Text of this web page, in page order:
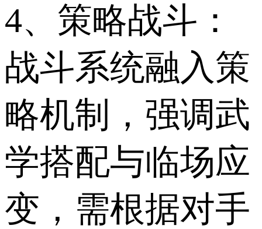
4、策略战斗：
战斗系统融入策
略机制，强调武
学搭配与临场应
变，需根据对手